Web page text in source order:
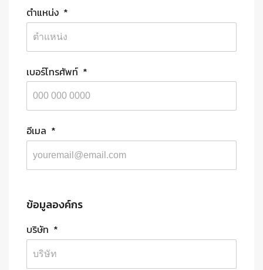
ตำแหน่ง *
เบอร์โทรศัพท์ *
อีเมล *
ข้อมูลองค์กร
บริษัท *